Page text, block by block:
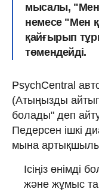
мысалы,
немесе "Мен
қайғырып
төмендейді.
PsychCentral
(Атыңызды
болады" деп
Педерсен ішкі
мына
Ісіңіз өнімді
және жұмыс